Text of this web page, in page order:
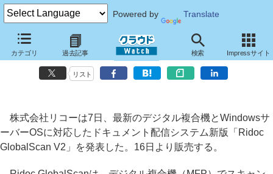
Powered by Translate
カテゴリ 過去記事 検索 Impressサイト
リコー、スキャンデータを基幹システムに自動配信する「Ridoc
GlobalScan V2」
リスト
株式会社リコーは7日、最新のデジタル複合機とWindowsサ
ーバーOSに対応したドキュメント配信システム新版「Ridoc
GlobalScan V2」を発表した。16日より販売する。